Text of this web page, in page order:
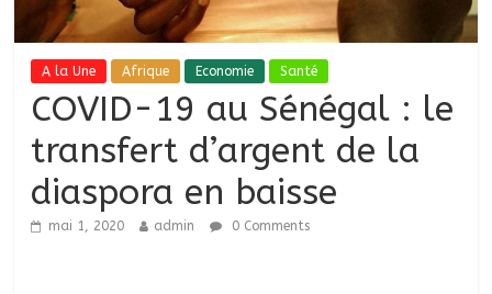
A la Une Afrique Economie Santé
COVID-19 au Sénégal : le
transfert d’argent de la
diaspora en baisse
mai 1, 2020 admin 0 Comments